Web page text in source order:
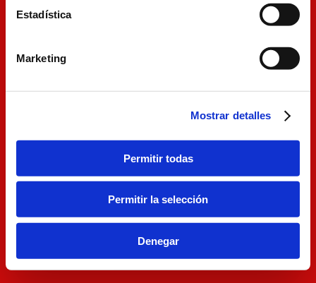
Estadística
Marketing
Mostrar detalles
Permitir todas
Permitir la selección
Denegar